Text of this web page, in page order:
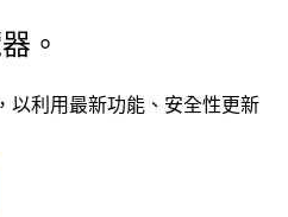
。
利用最新功能、安全性更新